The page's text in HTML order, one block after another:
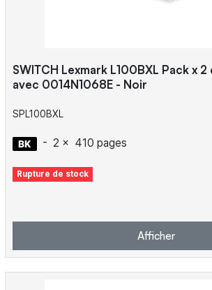
SWITCH Lexmark L100BXL Pack x
avec 0014N1068E - Noir
SPL100BXL
- 2 x 410 pages
Rupture de stock
Afficher